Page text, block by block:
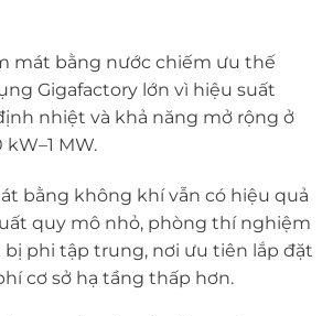
mát bằng nước chiếm ưu thế
Gigafactory lớn vì hiệu suất
nhiệt và khả năng mở rộng ở
MW.
bằng không khí vẫn có hiệu quả
quy mô nhỏ, phòng thí nghiệm
phi tập trung, nơi ưu tiên lắp đặt
cơ sở hạ tầng thấp hơn.